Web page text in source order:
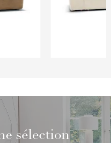
sélection